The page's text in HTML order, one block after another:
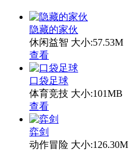
隐藏的家伙
休闲益智 大小:57.53M
查看
口袋足球
体育竞技 大小:101MB
查看
弈剑
动作冒险 大小:126.30M